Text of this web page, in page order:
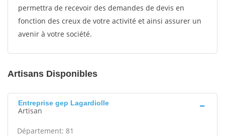
permettra de recevoir des demandes de devis en
fonction des creux de votre activité et ainsi assurer un
avenir à votre société.
Artisans Disponibles
Entreprise gep Lagardiolle
Artisan
Département: 81